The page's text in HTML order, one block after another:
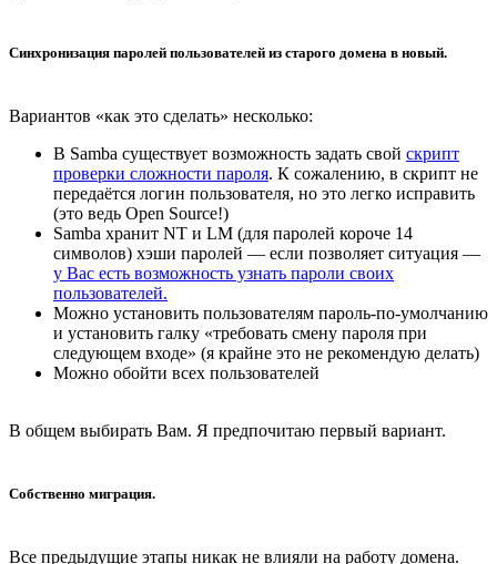
Синхронизация паролей пользователей из старого домена в новый.
Вариантов «как это сделать» несколько:
В Samba существует возможность задать свой скрипт
проверки сложности пароля. К сожалению, в скрипт не
передаётся логин пользователя, но это легко исправить
(это ведь Open Source!)
Samba хранит NT и LM (для паролей короче 14
символов) хэши паролей — если позволяет ситуация —
у Вас есть возможность узнать пароли своих
пользователей.
Можно установить пользователям пароль-по-умолчанию
и установить галку «требовать смену пароля при
следующем входе» (я крайне это не рекомендую делать)
Можно обойти всех пользователей
В общем выбирать Вам. Я предпочитаю первый вариант.
Собственно миграция.
Все предыдущие этапы никак не влияли на работу домена.